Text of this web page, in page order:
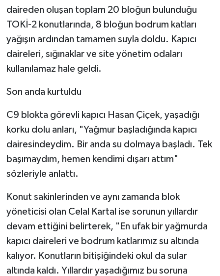
daireden oluşan toplam 20 bloğun bulunduğu
TOKİ-2 konutlarında, 8 bloğun bodrum katları
yağışın ardından tamamen suyla doldu. Kapıcı
daireleri, sığınaklar ve site yönetim odaları
kullanılamaz hale geldi.
Son anda kurtuldu
C9 blokta görevli kapıcı Hasan Çiçek, yaşadığı
korku dolu anları, "Yağmur başladığında kapıcı
dairesindeydim. Bir anda su dolmaya başladı. Tek
başımaydım, hemen kendimi dışarı attım"
sözleriyle anlattı.
Konut sakinlerinden ve aynı zamanda blok
yöneticisi olan Celal Kartal ise sorunun yıllardır
devam ettiğini belirterek, "En ufak bir yağmurda
kapıcı daireleri ve bodrum katlarımız su altında
kalıyor. Konutların bitişiğindeki okul da sular
altında kaldı. Yıllardır yaşadığımız bu soruna